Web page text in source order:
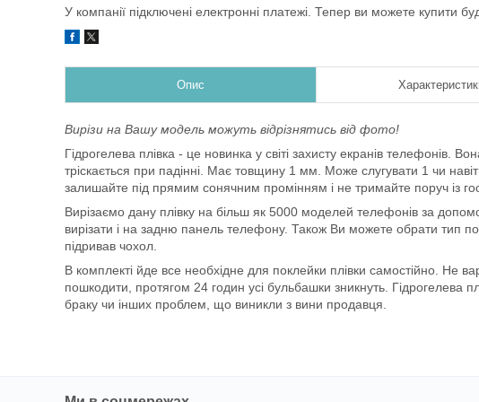
У компанії підключені електронні платежі. Тепер ви можете купити
Опис
Вирізи на Вашу модель можуть відрізнятись від фото!
Гідрогелева плівка - це новинка у світі захисту екранів телефонів.
тріскається при падінні. Має товщину 1 мм. Може слугувати 1 чи
залишайте під прямим сонячним промінням і не тримайте поруч із
Вирізаємо дану плівку на більш як 5000 моделей телефонів за
вирізати і на задню панель телефону. Також Ви можете обрати тип
підривав чохол.
В комплекті йде все необхідне для поклейки плівки самостійно. Не
пошкодити, протягом 24 годин усі бульбашки зникнуть. Гідрогелева
браку чи інших проблем, що виникли з вини продавця.